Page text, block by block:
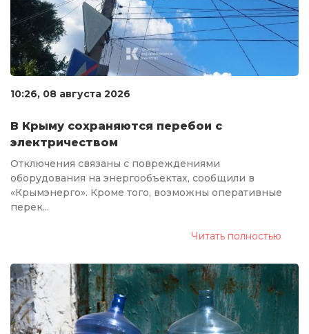
10:26, 08 августа 2026
В Крыму сохраняются перебои с
электричеством
Отключения связаны с повреждениями
оборудования на энергообъектах, сообщили в
«Крымэнерго». Кроме того, возможны оперативные
перек...
Читать полностью